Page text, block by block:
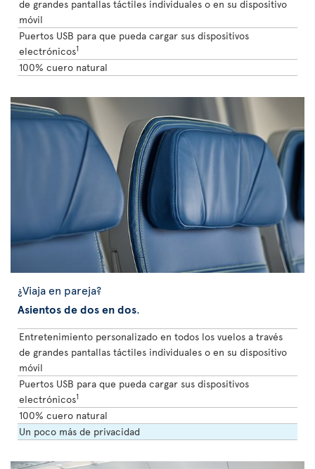
de grandes pantallas táctiles individuales o en su dispositivo
móvil
Puertos USB para que pueda cargar sus dispositivos
electrónicos1
100% cuero natural
¿Viaja en pareja?
Asientos de dos en dos.
Entretenimiento personalizado en todos los vuelos a través
de grandes pantallas táctiles individuales o en su dispositivo
móvil
Puertos USB para que pueda cargar sus dispositivos
electrónicos1
100% cuero natural
Un poco más de privacidad